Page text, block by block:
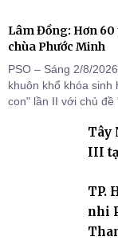
Lâm Đồng: Hơn 60
chùa Phước Minh
PSO – Sáng 2/8/
khuôn khổ khóa sinh
con" lần II với chủ đề
cho hơn 60 tu sinh.
Tây
III
TP.
nhi